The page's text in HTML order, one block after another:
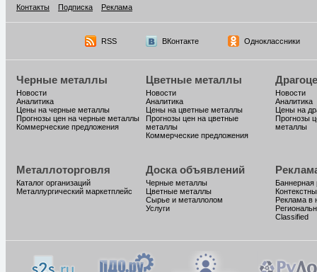
Контакты
Подписка Реклама
RSS ВКонтакте Одноклассники
Черные металлы
Новости
Аналитика
Цены на черные металлы
Прогнозы цен на черные металлы
Коммерческие предложения
Цветные металлы
Новости
Аналитика
Цены на цветные металлы
Прогнозы цен на цветные
металлы
Коммерческие предложения
Новости
Аналитика
Цены на
Прогнозы
металлы
Металлоторговля
Каталог организаций
Металлургический маркетплейс
Доска объявлений
Черные металлы
Цветные металлы
Сырье и металлолом
Услуги
Баннерная
Реклама в
Classified